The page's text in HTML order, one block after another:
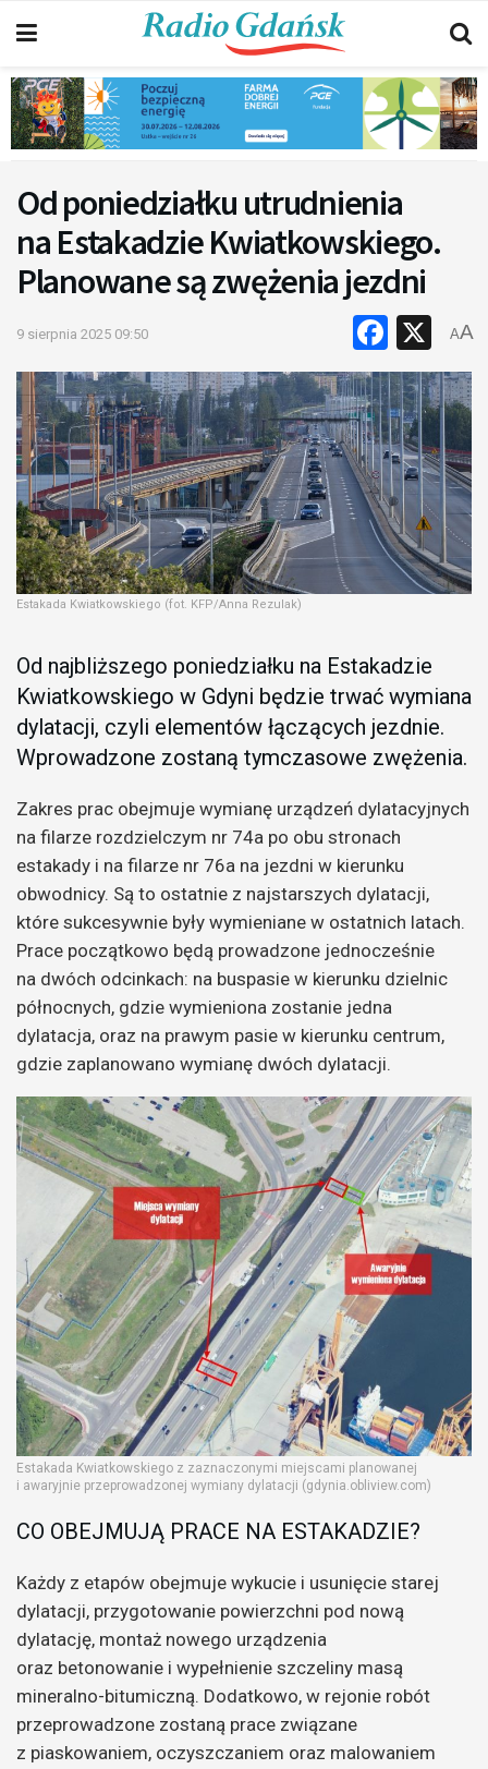
Od poniedziałku utrudnienia
na Estakadzie Kwiatkowskiego.
Planowane są zwężenia jezdni
9 sierpnia 2025 09:50 X
AA
Estakada Kwiatkowskiego (fot. KFP/Anna Rezulak)
Od najbliższego poniedziałku na Estakadzie
Kwiatkowskiego w Gdyni będzie trwać wymiana
dylatacji, czyli elementów łączących jezdnie.
Wprowadzone zostaną tymczasowe zwężenia.
Zakres prac obejmuje wymianę urządzeń dylatacyjnych
na filarze rozdzielczym nr 74a po obu stronach
estakady i na filarze nr 76a na jezdni w kierunku
obwodnicy. Są to ostatnie z najstarszych dylatacji,
które sukcesywnie były wymieniane w ostatnich latach.
Prace początkowo będą prowadzone jednocześnie
na dwóch odcinkach: na buspasie w kierunku dzielnic
północnych, gdzie wymieniona zostanie jedna
dylatacja, oraz na prawym pasie w kierunku centrum,
gdzie zaplanowano wymianę dwóch dylatacji.
Estakada Kwiatkowskiego z zaznaczonymi miejscami planowanej
i awaryjnie przeprowadzonej wymiany dylatacji (gdynia.obliview.com)
CO OBEJMUJĄ PRACE NA ESTAKADZIE?
Każdy z etapów obejmuje wykucie i usunięcie starej
dylatacji, przygotowanie powierzchni pod nową
dylatację, montaż nowego urządzenia
oraz betonowanie i wypełnienie szczeliny masą
mineralno-bitumiczną. Dodatkowo, w rejonie robót
przeprowadzone zostaną prace związane
z piaskowaniem, oczyszczaniem oraz malowaniem